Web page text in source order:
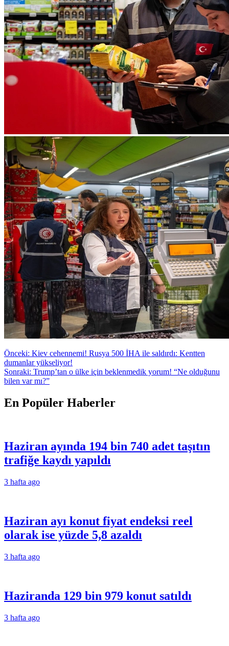
Yazı
gezinmesi
Önceki: Kiev cehennemi! Rusya 500 İHA ile saldırdı: Kentten
dumanlar yükseliyor!
Sonraki: Trump’tan o ülke için beklenmedik yorum! “Ne olduğunu
bilen var mı?”
En Popüler Haberler
Haziran ayında 194 bin 740 adet taşıtın
trafiğe kaydı yapıldı
3 hafta ago
Haziran ayı konut fiyat endeksi reel
olarak ise yüzde 5,8 azaldı
3 hafta ago
Haziranda 129 bin 979 konut satıldı
3 hafta ago